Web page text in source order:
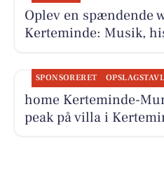
Oplev en spændende
Kerteminde: Musik,
SPONSORERET
home Kerteminde-
peak på villa i